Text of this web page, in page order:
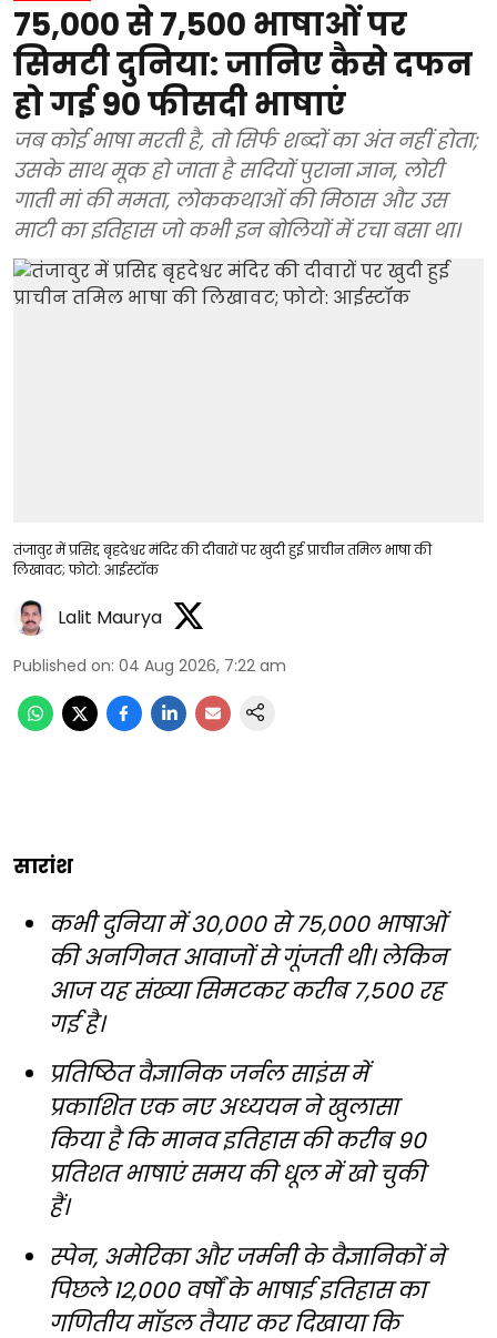
75,000 से 7,500 भाषाओं पर
सिमटी दुनिया: जानिए कैसे दफन
हो गई 90 फीसदी भाषाएं
जब कोई भाषा मरती है, तो सिर्फ शब्दों का अंत नहीं होता;
उसके साथ मूक हो जाता है सदियों पुराना ज्ञान, लोरी
गाती मां की ममता, लोककथाओं की मिठास और उस
माटी का इतिहास जो कभी इन बोलियों में रचा बसा था।
तंजावुर में प्रसिद्द बृहदेश्वर मंदिर की दीवारों पर खुदी हुई प्राचीन तमिल भाषा की
लिखावट; फोटो: आईस्टॉक
Lalit Maurya
Published on: 04 Aug 2026, 7:22 am
सारांश
कभी दुनिया में 30,000 से 75,000 भाषाओं
की अनगिनत आवाजों से गूंजती थी। लेकिन
आज यह संख्या सिमटकर करीब 7,500 रह
गई है।
प्रतिष्ठित वैज्ञानिक जर्नल साइंस में
प्रकाशित एक नए अध्ययन ने खुलासा
किया है कि मानव इतिहास की करीब 90
प्रतिशत भाषाएं समय की धूल में खो चुकी
हैं।
स्पेन, अमेरिका और जर्मनी के वैज्ञानिकों ने
पिछले 12,000 वर्षों के भाषाई इतिहास का
गणितीय मॉडल तैयार कर दिखाया कि